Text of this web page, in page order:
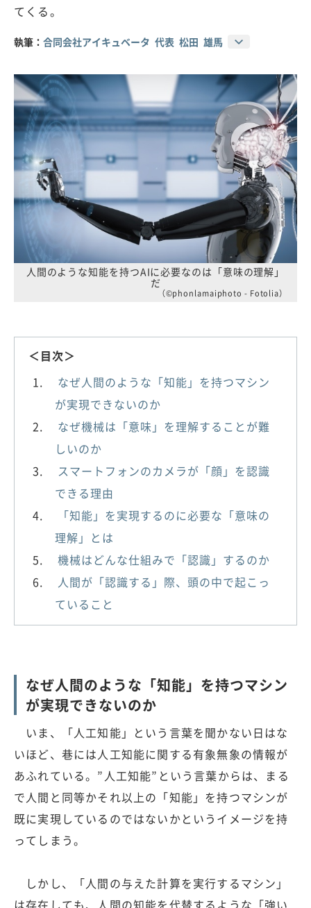
てくる。
執筆： 合同会社アイキュベータ 代表 松田 雄馬
人間のような知能を持つAIに必要なのは「意味の理解」
だ
（©phonlamaiphoto - Fotolia）
＜目次＞
なぜ人間のような「知能」を持つマシン
が実現できないのか
なぜ機械は「意味」を理解することが難
しいのか
スマートフォンのカメラが「顔」を認識
できる理由
「知能」を実現するのに必要な「意味の
理解」とは
機械はどんな仕組みで「認識」するのか
人間が「認識する」際、頭の中で起こっ
ていること
なぜ人間のような「知能」を持つマシン
が実現できないのか
いま、「人工知能」という言葉を聞かない日はな
いほど、巷には人工知能に関する有象無象の情報が
あふれている。”人工知能”という言葉からは、まる
で人間と同等かそれ以上の「知能」を持つマシンが
既に実現しているのではないかというイメージを持
ってしまう。
しかし、「人間の与えた計算を実行するマシン」